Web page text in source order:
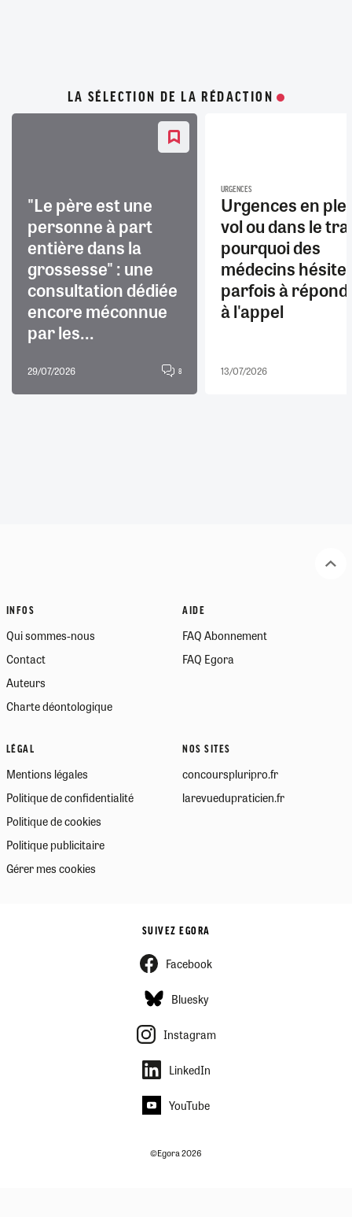
LA SÉLECTION DE LA RÉDACTION
"Le père est une
personne à part
entière dans la
grossesse" : une
consultation dédiée
encore méconnue
par les...
29/07/2026 8
URGENCES
Urgences en
vol ou dans le
pourquoi des
médecins
parfois à
à l'appel
13/07/2026
INFOS
Qui sommes-nous
Contact
Auteurs
Charte déontologique
AIDE
FAQ Abonnement
FAQ Egora
LÉGAL
Mentions légales
Politique de confidentialité
Politique de cookies
Politique publicitaire
Gérer mes cookies
NOS SITES
concourspluripro.fr
larevuedupraticien.fr
SUIVEZ EGORA
Facebook
Bluesky
Instagram
LinkedIn
YouTube
©Egora 2026